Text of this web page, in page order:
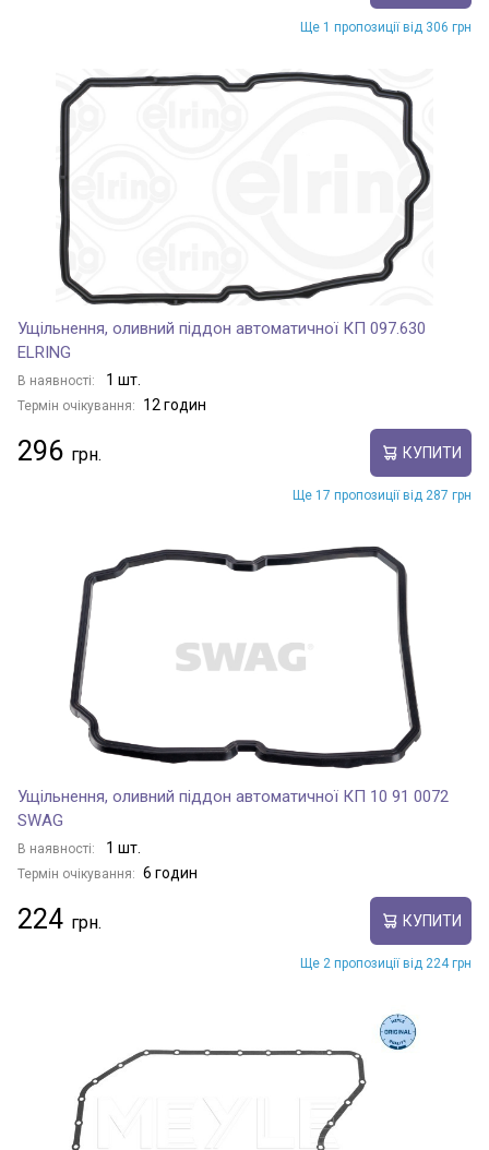
Ще 1 пропозиції від 306 грн
Ущільнення, оливний піддон автоматичної КП 097.630
ELRING
В наявності: 1 шт.
Термін очікування: 12 годин
296 КУПИТИ
Ще 17 пропозиції від 287 грн
Ущільнення, оливний піддон автоматичної КП 10 91 0072
SWAG
В наявності: 1 шт.
Термін очікування: 6 годин
224 КУПИТИ
Ще 2 пропозиції від 224 грн